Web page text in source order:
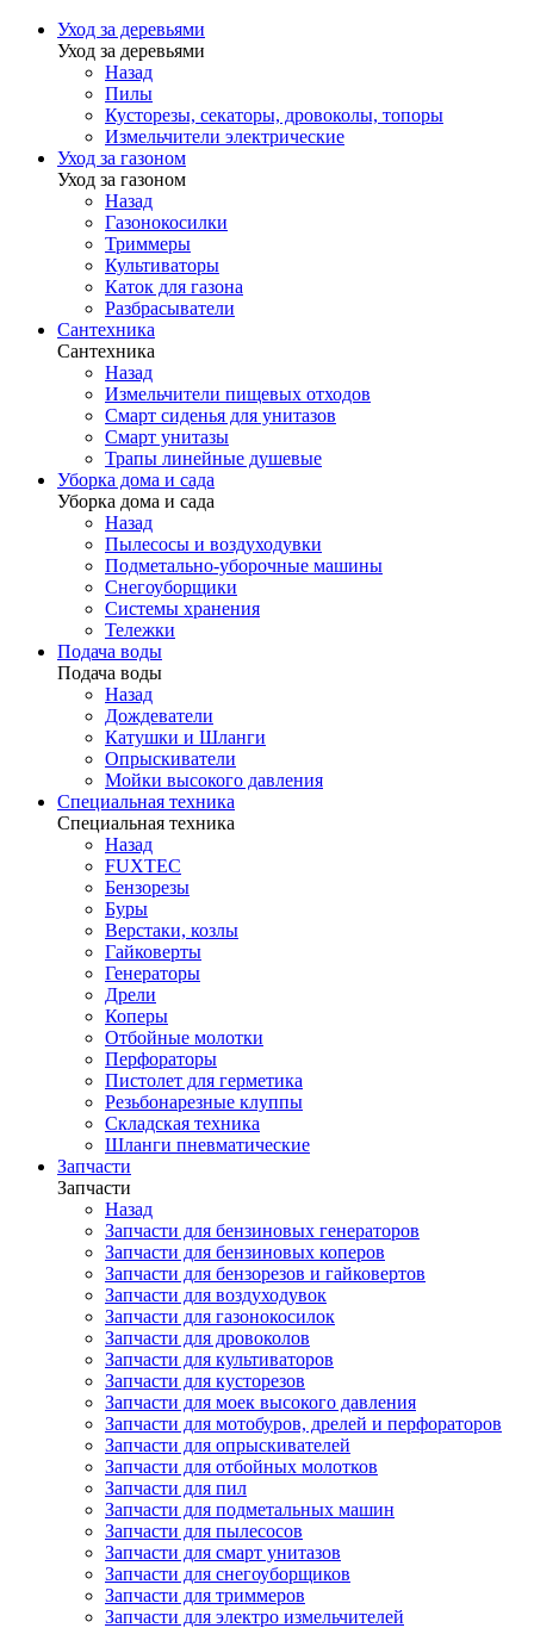
Уход за деревьями
Уход за деревьями
Назад
Пилы
Кусторезы, секаторы, дровоколы, топоры
Измельчители электрические
Уход за газоном
Уход за газоном
Назад
Газонокосилки
Триммеры
Культиваторы
Каток для газона
Разбрасыватели
Сантехника
Сантехника
Назад
Измельчители пищевых отходов
Смарт сиденья для унитазов
Смарт унитазы
Трапы линейные душевые
Уборка дома и сада
Уборка дома и сада
Назад
Пылесосы и воздуходувки
Подметально-уборочные машины
Снегоуборщики
Системы хранения
Тележки
Подача воды
Подача воды
Назад
Дождеватели
Катушки и Шланги
Опрыскиватели
Мойки высокого давления
Специальная техника
Специальная техника
Назад
FUXTEC
Бензорезы
Буры
Верстаки, козлы
Гайковерты
Генераторы
Дрели
Коперы
Отбойные молотки
Перфораторы
Пистолет для герметика
Резьбонарезные клуппы
Складская техника
Шланги пневматические
Запчасти
Запчасти
Назад
Запчасти для бензиновых генераторов
Запчасти для бензиновых коперов
Запчасти для бензорезов и гайковертов
Запчасти для воздуходувок
Запчасти для газонокосилок
Запчасти для дровоколов
Запчасти для культиваторов
Запчасти для кусторезов
Запчасти для моек высокого давления
Запчасти для мотобуров, дрелей и перфораторов
Запчасти для опрыскивателей
Запчасти для отбойных молотков
Запчасти для пил
Запчасти для подметальных машин
Запчасти для пылесосов
Запчасти для смарт унитазов
Запчасти для снегоуборщиков
Запчасти для триммеров
Запчасти для электро измельчителей